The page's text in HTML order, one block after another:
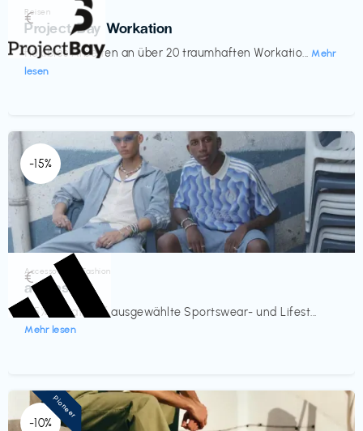
Reisen
Project Bay Workation
flexibles Arbeiten an über 20 traumhaften Workatio... Mehr
lesen
€‎
-15%
Accessoires & Fashion
adidas
-15% Rabatt auf ausgewählte Sportswear- und Lifest...
Mehr lesen
€‎
-10%
Pioneer